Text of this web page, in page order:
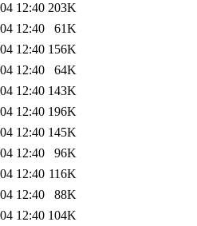
12:40 203K
12:40
61K
12:40 156K
12:40
64K
12:40 143K
12:40 196K
12:40 145K
12:40
96K
12:40 116K
12:40
88K
12:40 104K